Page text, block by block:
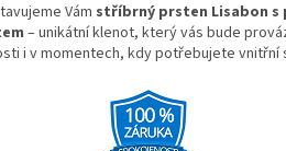
Vám stříbrný prsten Lisabon s
– unikátní klenot, který vás bude
i v momentech, kdy potřebujete vnitřní